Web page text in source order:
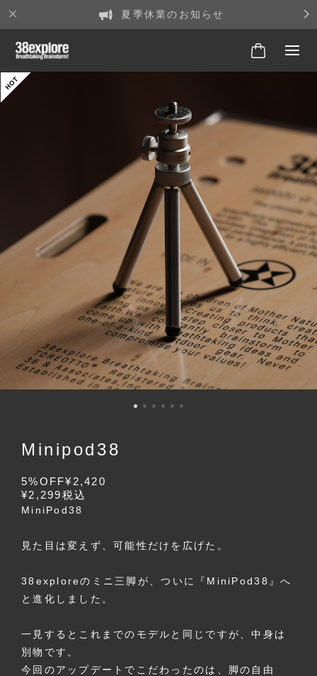
夏季休業のお知らせ
Minipod38
5%OFF¥2,420
¥2,299税込
MiniPod38
見た目は変えず、可能性だけを広げた。
38exploreのミニ三脚が、ついに『MiniPod38』へ
と進化しました。
一見するとこれまでのモデルと同じですが、中身は
別物です。
今回のアップデートでこだわったのは、脚の自由